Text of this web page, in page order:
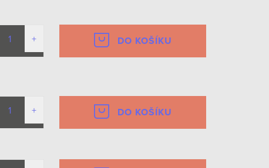
DO KOŠÍKU
DO KOŠÍKU